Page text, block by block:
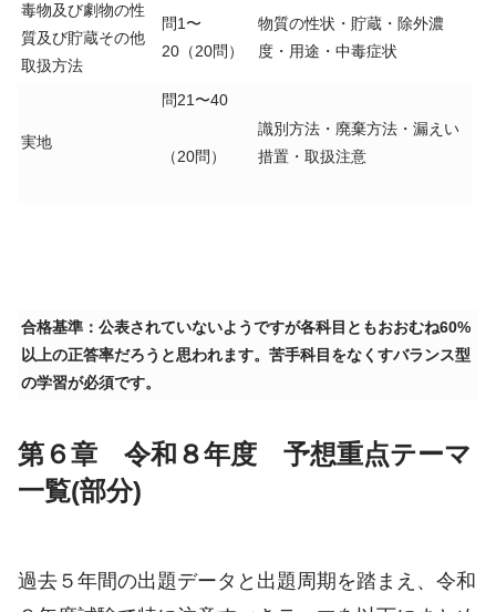
毒物及び劇物の性
質及び貯蔵その他
取扱方法
問1〜
20（20問）
物質の性状・貯蔵・除外濃
度・用途・中毒症状
実地
問21〜40
（20問）
識別方法・廃棄方法・漏えい
措置・取扱注意
合格基準：公表されていないようですが各科目ともおおむね60%
以上の正答率だろうと思われます。苦手科目をなくすバランス型
の学習が必須です。
第６章 令和８年度 予想重点テーマ
一覧(部分)
過去５年間の出題データと出題周期を踏まえ、令和